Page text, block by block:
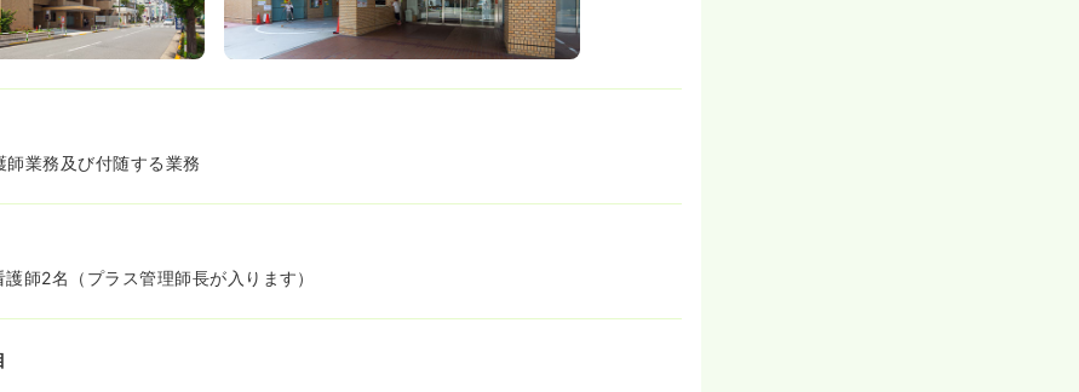
多く、プリセプター制度もございます。フラットな職場で意見を発信しやすく、看
いことをバックアップしてくれやすい環境です。
しており、休日は都心（池袋駅まで14分、東京駅まで17分、上野駅まで11分、
業務及び付随する業務
師2名（プラス管理師長が入ります）